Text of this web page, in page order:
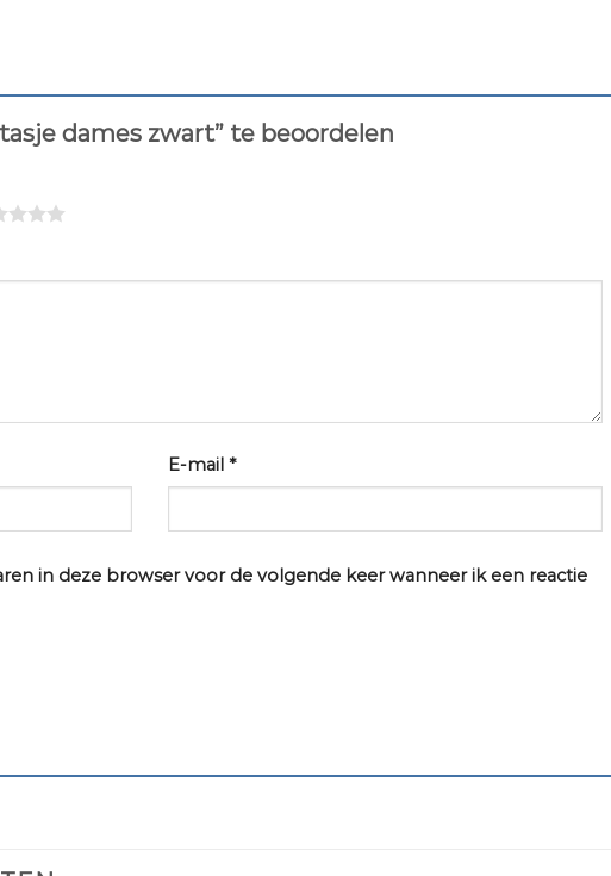
dames zwart” te beoordelen
E-mail *
in deze browser voor de volgende keer wanneer ik een reactie